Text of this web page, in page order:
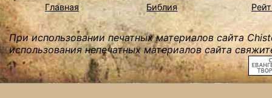
Главная
Библия
При использовании печатных материалов сайта
использования непечатных материалов сайта